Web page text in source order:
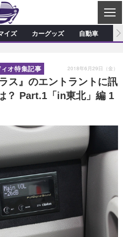
C
L
S
E
ショップ訪問記
デモカー製作記
カスタマイズ新製品情報
カーグッズ新製品情報
イズ カーグッズ 自動車
ス』のエントラントに訊
？ Part.1「in東北」編 1
オ特集記事 2018年6月29日（金）